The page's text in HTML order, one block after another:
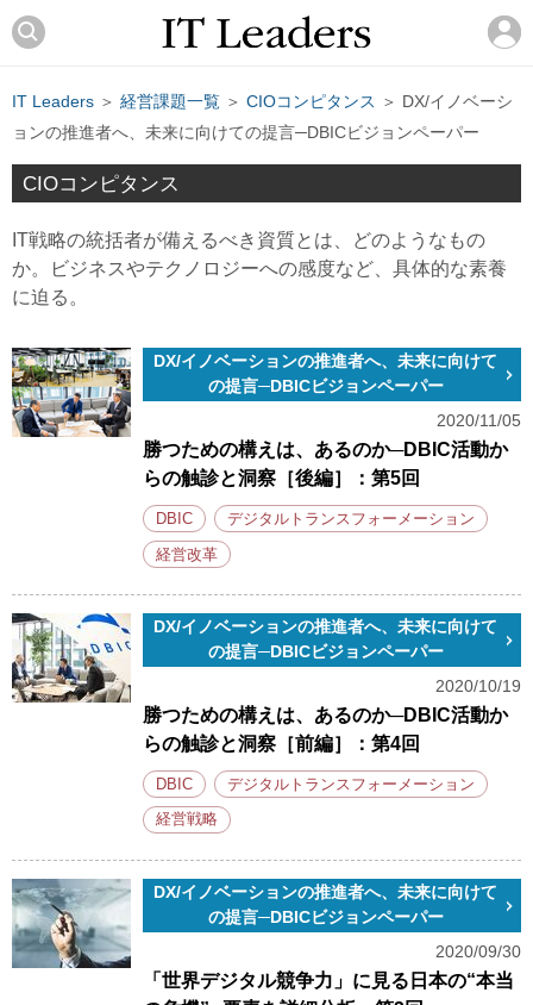
IT Leaders ＞ 経営課題一覧 ＞ CIOコンピタンス ＞ DX/イノベーシ
ョンの推進者へ、未来に向けての提言─DBICビジョンペーパー
CIOコンピタンス
IT戦略の統括者が備えるべき資質とは、どのようなもの
か。ビジネスやテクノロジーへの感度など、具体的な素養
に迫る。
DX/イノベーションの推進者へ、未来に向けて
の提言─DBICビジョンペーパー
2020/11/05
勝つための構えは、あるのか─DBIC活動か
らの触診と洞察［後編］：第5回
DBIC デジタルトランスフォーメーション
経営改革
DX/イノベーションの推進者へ、未来に向けて
の提言─DBICビジョンペーパー
2020/10/19
勝つための構えは、あるのか─DBIC活動か
らの触診と洞察［前編］：第4回
DBIC デジタルトランスフォーメーション
経営戦略
DX/イノベーションの推進者へ、未来に向けて
の提言─DBICビジョンペーパー
2020/09/30
「世界デジタル競争力」に見る日本の“本当